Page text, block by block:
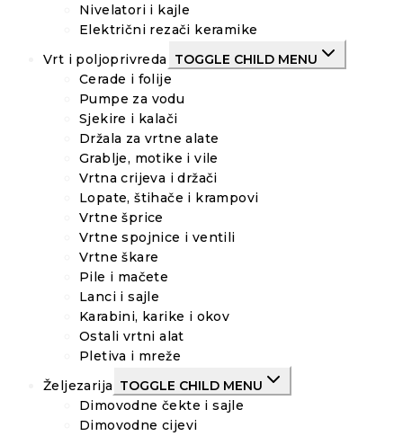
Nivelatori i kajle
Električni rezači keramike
Vrt i poljoprivreda
TOGGLE CHILD MENU
Cerade i folije
Pumpe za vodu
Sjekire i kalači
Držala za vrtne alate
Grablje, motike i vile
Vrtna crijeva i držači
Lopate, štihače i krampovi
Vrtne šprice
Vrtne spojnice i ventili
Vrtne škare
Pile i mačete
Lanci i sajle
Karabini, karike i okov
Ostali vrtni alat
Pletiva i mreže
Željezarija TOGGLE CHILD MENU
Dimovodne čekte i sajle
Dimovodne cijevi